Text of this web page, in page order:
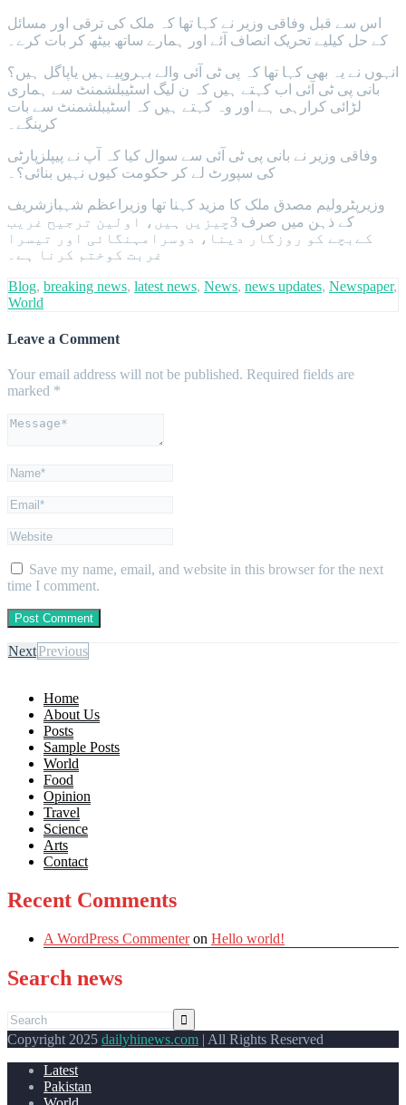
اس سے قبل وفاقی وزیر نے کہا تھا کہ ملک کی ترقی اور مسائل
کے حل کیلیے تحریک انصاف آئے اور ہمارے ساتھ بیٹھ کر بات کرے۔
انہوں نے یہ بھی کہا تھا کہ پی ٹی آئی والے بہروپیےہیں یاپاگل ہیں؟
بانی پی ٹی آئی اب کہتے ہیں کہ ن لیگ اسٹیبلشمنٹ سے ہماری
لڑائی کرارہی ہے اور وہ کہتے ہیں کہ اسٹیبلشمنٹ سے بات
کرینگے۔
وفاقی وزیر نے بانی پی ٹی آئی سے سوال کیا کہ آپ نے پیپلزپارٹی
کی سپورٹ لے کر حکومت کیوں نہیں بنائی؟۔
وزیرپٹرولیم مصدق ملک کا مزید کہنا تھا وزیراعظم شہبازشریف
کے ذہن میں صرف 3چیزیں ہیں، اولین ترجیح غریب
کےبچے کو روزگار دینا، دوسرامہنگائی اور تیسرا
غربت کوختم کرنا ہے۔
Blog, breaking news, latest news, News, news updates, Newspaper,
World
Leave a Comment
Your email address will not be published. Required fields are
marked *
Save my name, email, and website in this browser for the next
time I comment.
NextPrevious
Home
About Us
Posts
Sample Posts
World
Food
Opinion
Travel
Science
Arts
Contact
Recent Comments
A WordPress Commenteron Hello world!
Search news
Copyright 2025 dailyhinews.com | All Rights Reserved
Latest
Pakistan